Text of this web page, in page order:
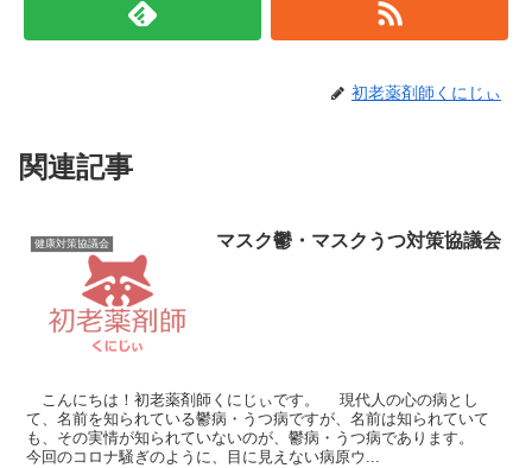
初老薬剤師くにじぃ
関連記事
健康対策協議会 マスク鬱・マスクうつ対策協議会
こんにちは！初老薬剤師くにじぃです。 現代人の心の病とし
て、名前を知られている鬱病・うつ病ですが、名前は知られていて
も、その実情が知られていないのが、鬱病・うつ病であります。
今回のコロナ騒ぎのように、目に見えない病原ウ...